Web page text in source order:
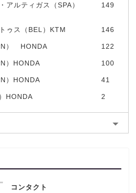
アルティガス（SPA）
149
ゥス（BEL）KTM 146
） HONDA 122
）HONDA 100
）HONDA 41
HONDA 2
コンタクト